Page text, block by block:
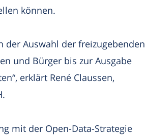
können.
der Auswahl der freizugebenden
und Bürger bis zur Ausgabe
erklärt René Claussen,
mit der Open-Data-Strategie